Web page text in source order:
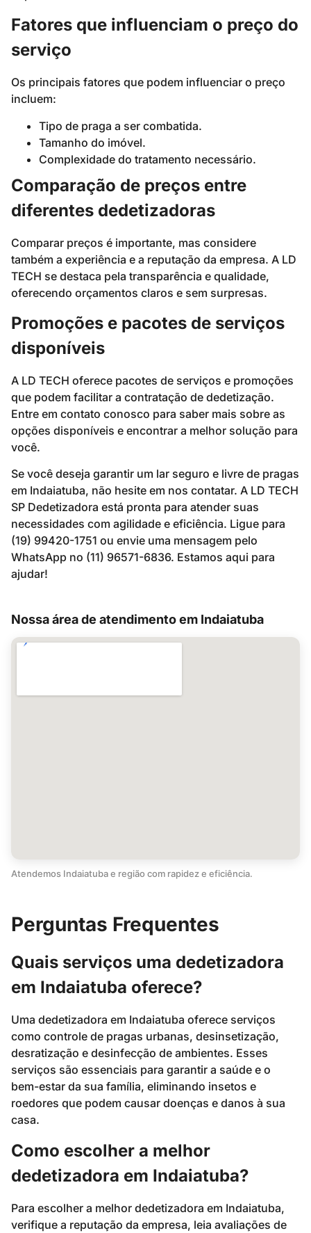
Fatores que influenciam o preço do
serviço
Os principais fatores que podem influenciar o preço
incluem:
Tipo de praga a ser combatida.
Tamanho do imóvel.
Complexidade do tratamento necessário.
Comparação de preços entre
diferentes dedetizadoras
Comparar preços é importante, mas considere
também a experiência e a reputação da empresa. A LD
TECH se destaca pela transparência e qualidade,
oferecendo orçamentos claros e sem surpresas.
Promoções e pacotes de serviços
disponíveis
A LD TECH oferece pacotes de serviços e promoções
que podem facilitar a contratação de dedetização.
Entre em contato conosco para saber mais sobre as
opções disponíveis e encontrar a melhor solução para
você.
Se você deseja garantir um lar seguro e livre de pragas
em Indaiatuba, não hesite em nos contatar. A LD TECH
SP Dedetizadora está pronta para atender suas
necessidades com agilidade e eficiência. Ligue para
(19) 99420-1751 ou envie uma mensagem pelo
WhatsApp no (11) 96571-6836. Estamos aqui para
ajudar!
Nossa área de atendimento em Indaiatuba
Atendemos Indaiatuba e região com rapidez e eficiência.
Perguntas Frequentes
Quais serviços uma dedetizadora
em Indaiatuba oferece?
Uma dedetizadora em Indaiatuba oferece serviços
como controle de pragas urbanas, desinsetização,
desratização e desinfecção de ambientes. Esses
serviços são essenciais para garantir a saúde e o
bem-estar da sua família, eliminando insetos e
roedores que podem causar doenças e danos à sua
casa.
Como escolher a melhor
dedetizadora em Indaiatuba?
Para escolher a melhor dedetizadora em Indaiatuba,
verifique a reputação da empresa, leia avaliações de